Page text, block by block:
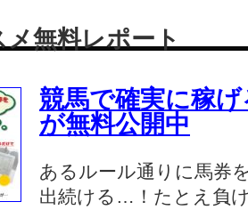
メ無料レポート
競馬で確実に稼
が無料公開中
あるルール通りに馬券
出続ける…！たとえ負